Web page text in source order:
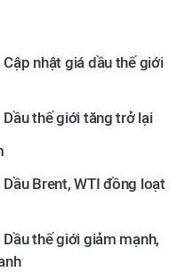
nhật giá dầu thế giới
thế giới tăng trở lại
Brent, WTI đồng loạt
thế giới giảm mạnh,